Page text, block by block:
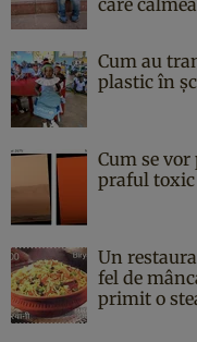
Cum au
plastic în
Cum se
praful toxic
Un
fel de
primit o